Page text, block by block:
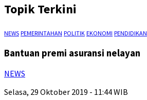
Topik Terkini
NEWS PEMERINTAHAN POLITIK EKONOMI PENDIDIKAN
Bantuan premi asuransi nelayan
NEWS
Selasa, 29 Oktober 2019 - 11:44 WIB